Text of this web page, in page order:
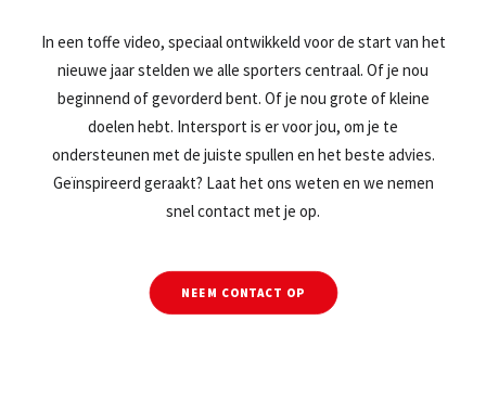
In een toffe video, speciaal ontwikkeld voor de start van het
nieuwe jaar stelden we alle sporters centraal. Of je nou
beginnend of gevorderd bent. Of je nou grote of kleine
doelen hebt. Intersport is er voor jou, om je te
ondersteunen met de juiste spullen en het beste advies.
Geïnspireerd geraakt? Laat het ons weten en we nemen
snel contact met je op.
NEEM CONTACT OP